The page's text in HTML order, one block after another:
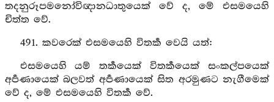
තදනුරූපමනෝවිඥානධාතුයෙක් වේ ද, මේ එසමයෙහි
චිත්ත වේ.
491. කවරෙක් එසමයෙහි විතර්‍ක වෙයි යත්:
එසමයෙහි යම් තර්‍කයෙක් විතර්‍කයෙක් සංකල්පයෙක්
අර්‍පණායෙක් බලවත් අර්‍පණායෙක් සිත අරමුණට නැගීමෙක්
වේ ද, මේ එසමයෙහි විතර්‍ක වේ.